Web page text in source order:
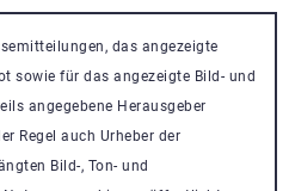
das angezeigte
sowie für das angezeigte Bild- und
angegebene Herausgeber
Regel auch Urheber der
Bild-, Ton- und